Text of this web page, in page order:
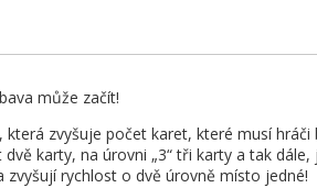
může začít!
zvyšuje počet karet, které musí
karty, na úrovni „3“ tři karty a tak
zvyšují rychlost o dvě úrovně místo jedné!